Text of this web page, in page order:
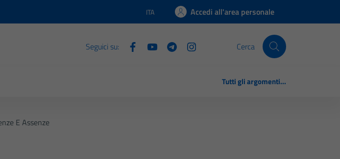
Lingua attiva:
ITA Accedi all'area personale
Seguici su: Cerca
Tutti gli argomenti...
E Assenze